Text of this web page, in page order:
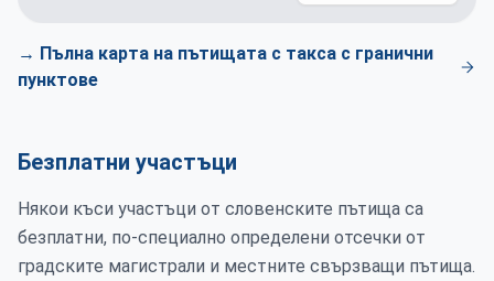
→ Пълна карта на пътищата с такса с гранични
пунктове
Безплатни участъци
Някои къси участъци от словенските пътища са
безплатни, по-специално определени отсечки от
градските магистрали и местните свързващи пътища.